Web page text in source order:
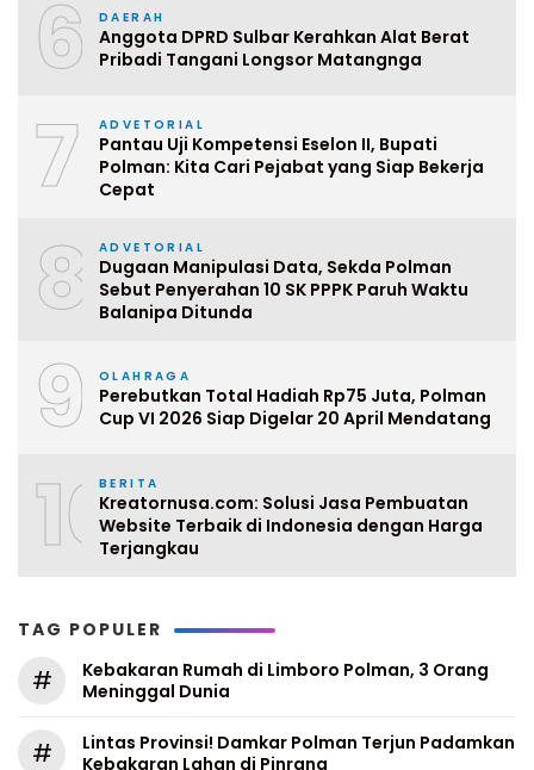
6 DAERAH
Anggota DPRD Sulbar Kerahkan Alat Berat
Pribadi Tangani Longsor Matangnga
7 ADVETORIAL
Pantau Uji Kompetensi Eselon II, Bupati
Polman: Kita Cari Pejabat yang Siap Bekerja
Cepat
8 ADVETORIAL
Dugaan Manipulasi Data, Sekda Polman
Sebut Penyerahan 10 SK PPPK Paruh Waktu
Balanipa Ditunda
9 OLAHRAGA
Perebutkan Total Hadiah Rp75 Juta, Polman
Cup VI 2026 Siap Digelar 20 April Mendatang
10BERITA
Kreatornusa.com: Solusi Jasa Pembuatan
Website Terbaik di Indonesia dengan Harga
Terjangkau
TAG POPULER
#
Kebakaran Rumah di Limboro Polman, 3 Orang
Meninggal Dunia
#
Lintas Provinsi! Damkar Polman Terjun Padamkan
Kebakaran Lahan di Pinrang